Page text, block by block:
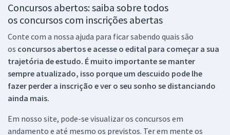
Concursos abertos: saiba sobre todos
os concursos com inscrições abertas
Conte com a nossa ajuda para ficar sabendo quais são
os concursos abertos e acesse o edital para começar a sua
trajetória de estudo. É muito importante se manter
sempre atualizado, isso porque um descuido pode lhe
fazer perder a inscrição e ver o seu sonho se distanciando
ainda mais.
Em nosso site, pode-se visualizar os concursos em
andamento e até mesmo os previstos. Ter em mente os